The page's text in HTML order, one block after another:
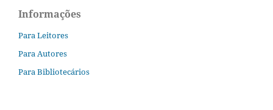
Informações
Para Leitores
Para Autores
Para Bibliotecários